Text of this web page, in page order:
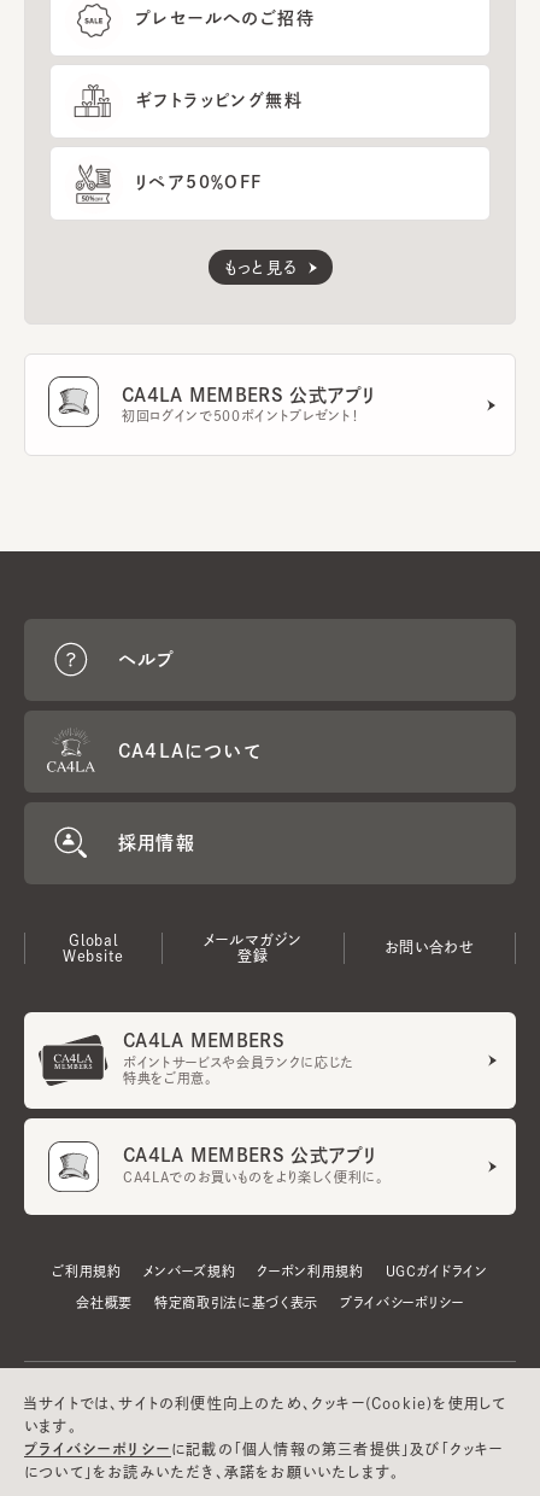
プレセールへのご招待
ギフトラッピング無料
リペア50％OFF
もっと見る
CA4LA MEMBERS 公式アプリ
初回ログインで500ポイントプレゼント！
ヘルプ
CA4LAについて
採用情報
Global
Website
メールマガジン
登録
お問い合わせ
CA4LA MEMBERS
ポイントサービスや会員ランクに応じた
特典をご用意。
CA4LA MEMBERS 公式アプリ
CA4LAでのお買いものをより楽しく便利に。
ご利用規約 メンバーズ規約 クーポン利用規約 UGCガイドライン
会社概要 特定商取引法に基づく表示 プライバシーポリシー
当サイトでは、サイトの利便性向上のため、クッキー(Cookie)を使用して
います。
プライバシーポリシー に記載の「個人情報の第三者提供」及び「クッキー
について」をお読みいただき、承諾をお願いいたします。